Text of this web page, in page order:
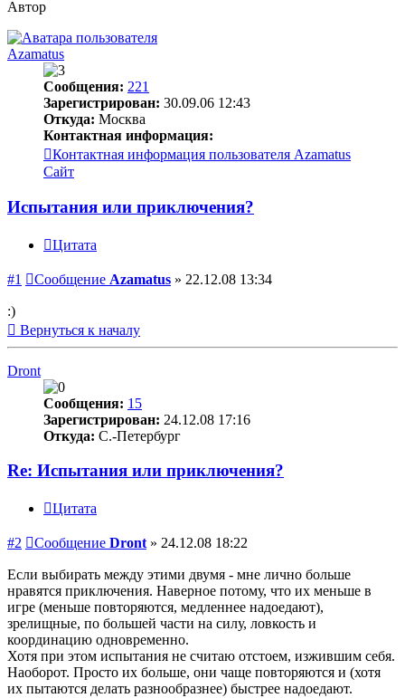
Автор
Azamatus
Сообщения: 221
Зарегистрирован: 30.09.06 12:43
Откуда: Москва
Контактная информация:
Контактная информация пользователя Azamatus
Сайт
Испытания или приключения?
Цитата
#1 Сообщение Azamatus » 22.12.08 13:34
:)
Вернуться к началу
Dront
Сообщения: 15
Зарегистрирован: 24.12.08 17:16
Откуда: С.-Петербург
Re: Испытания или приключения?
Цитата
#2 Сообщение Dront » 24.12.08 18:22
Если выбирать между этими двумя - мне лично больше
нравятся приключения. Наверное потому, что их меньше в
игре (меньше повторяются, медленнее надоедают),
зрелищные, по большей части на силу, ловкость и
координацию одновременно.
Хотя при этом испытания не считаю отстоем, изжившим себя.
Наоборот. Просто их больше, они чаще повторяются и (хотя
их пытаются делать разнообразнее) быстрее надоедают.